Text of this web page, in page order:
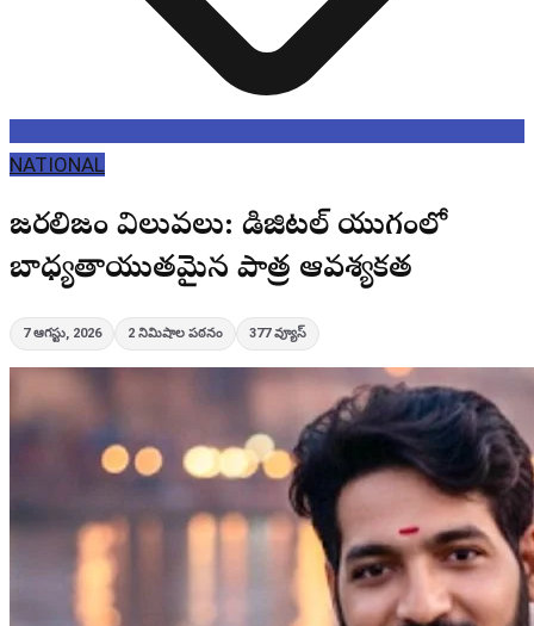
NATIONAL
జర్నలిజం విలువలు: డిజిటల్ యుగంలో
బాధ్యతాయుతమైన పాత్ర ఆవశ్యకత
7 ఆగస్టు, 2026 2 నిమిషాల పఠనం 377 వ్యూస్